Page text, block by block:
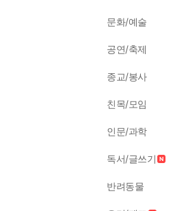
문화/예술
공연/축제
종교/봉사
친목/모임
인문/과학
독서/글쓰기
반려동물